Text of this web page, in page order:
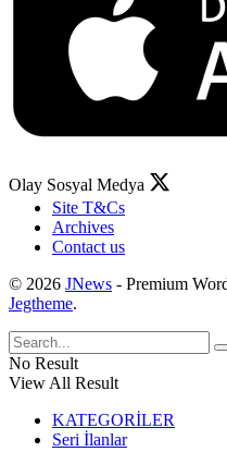
Olay Sosyal Medya
Site T&Cs
Archives
Contact us
© 2026 JNews - Premium
Jegtheme.
No Result
View All Result
KATEGORİLER
Seri İlanlar